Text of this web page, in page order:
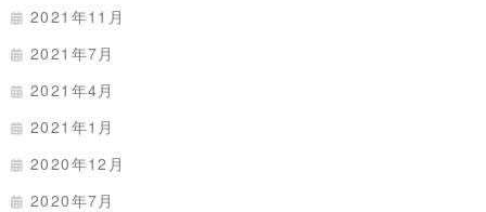
2021年11月
2021年7月
2021年4月
2021年1月
2020年12月
2020年7月